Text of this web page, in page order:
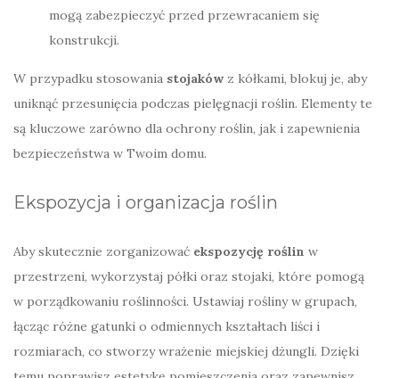
mogą zabezpieczyć przed przewracaniem się
konstrukcji.
W przypadku stosowania stojaków z kółkami, blokuj je, aby
uniknąć przesunięcia podczas pielęgnacji roślin. Elementy te
są kluczowe zarówno dla ochrony roślin, jak i zapewnienia
bezpieczeństwa w Twoim domu.
Ekspozycja i organizacja roślin
Aby skutecznie zorganizować ekspozycję roślin w
przestrzeni, wykorzystaj półki oraz stojaki, które pomogą
w porządkowaniu roślinności. Ustawiaj rośliny w grupach,
łącząc różne gatunki o odmiennych kształtach liści i
rozmiarach, co stworzy wrażenie miejskiej dżungli. Dzięki